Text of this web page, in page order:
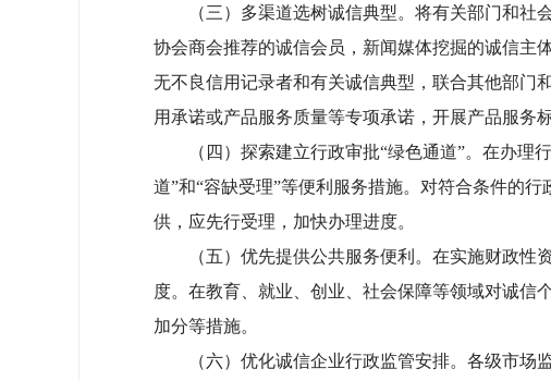
（三）多渠道选树诚信典型。将有关部门和社会
协会商会推荐的诚信会员，新闻媒体挖掘的诚信主
无不良信用记录者和有关诚信典型，联合其他部门
用承诺或产品服务质量等专项承诺，开展产品服务
（四）探索建立行政审批“绿色通道”。在办理行
道”和“容缺受理”等便利服务措施。对符合条件的
供，应先行受理，加快办理进度。
（五）优先提供公共服务便利。在实施财政性资
度。在教育、就业、创业、社会保障等领域对诚信
加分等措施。
（六）优化诚信企业行政监管安排。各级市场监